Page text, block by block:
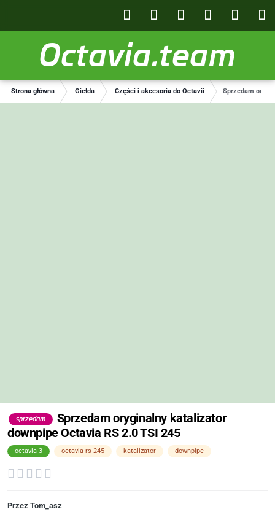
Octavia.team
Strona główna Giełda Części i akcesoria do Octavii Sprzedam
sprzedam
Sprzedam oryginalny katalizator
downpipe Octavia RS 2.0 TSI 245
octavia 3 octavia rs 245 katalizator downpipe
Przez Tom_asz